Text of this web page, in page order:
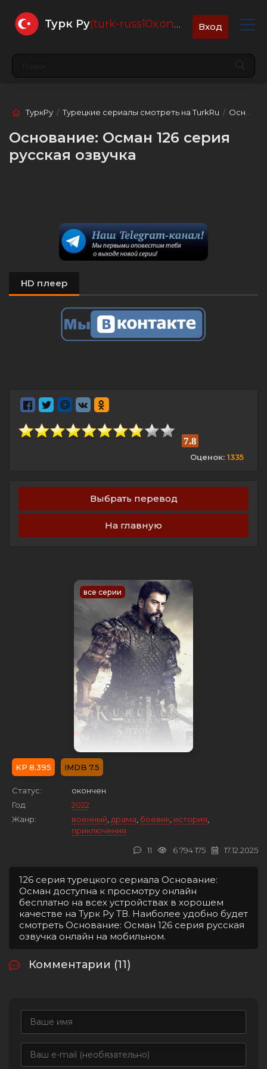
Турк Ру(turk-russ10x.online) Вход
ТуркРу /Турецкие сериалы смотреть на TurkRu / Основание: Осман
Основание: Осман 126 серия
русская озвучка
HD плеер
7.8
Оценок: 1335
Выбрать перевод
На главную
все серии
8.395 7.5
Статус:
окончен
Год:
2022
Жанр:
военный драма боевик история
приключения
17.12.2025
6 794 175
11
126 серия турецкого сериала Основание:
Осман доступна к просмотру онлайн
бесплатно на всех устройствах в хорошем
качестве на Турк Ру ТВ. Наиболее удобно будет
смотреть Основание: Осман 126 серия русская
озвучка онлайн на мобильном.
Комментарии (11)